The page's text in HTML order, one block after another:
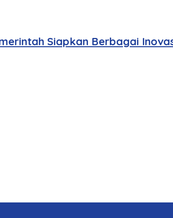
Siapkan Berbagai